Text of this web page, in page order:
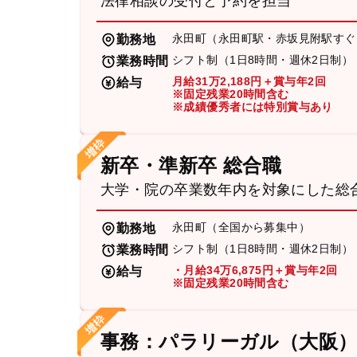
勤務地 永田町（永田町駅・赤坂見附駅すぐ
業務時間 シフト制（1日8時間・週休2日制）
給与
月給31万2,188円＋賞与年2回
※固定残業20時間含む
※成績優秀者には特別賞与あり
新卒・準新卒 総合職
大学・院の卒業数年内を対象にした総
勤務地 永田町（全国から募集中）
業務時間 シフト制（1日8時間・週休2日制）
給与
・月給34万6,875円＋賞与年2回
※固定残業20時間含む
事務：パラリーガル（大阪）